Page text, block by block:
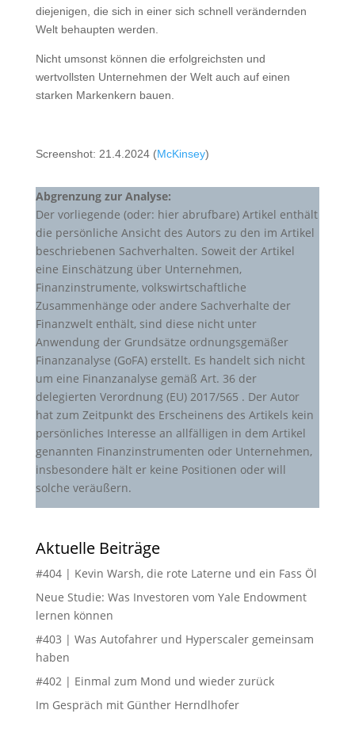
diejenigen, die sich in einer sich schnell verändernden
Welt behaupten werden.
Nicht umsonst können die erfolgreichsten und
wertvollsten Unternehmen der Welt auch auf einen
starken Markenkern bauen.
Screenshot: 21.4.2024 (McKinsey)
Abgrenzung zur Analyse:
Der vorliegende (oder: hier abrufbare) Artikel enthält
die persönliche Ansicht des Autors zu den im Artikel
beschriebenen Sachverhalten. Soweit der Artikel
eine Einschätzung über Unternehmen,
Finanzinstrumente, volkswirtschaftliche
Zusammenhänge oder andere Sachverhalte der
Finanzwelt enthält, sind diese nicht unter
Anwendung der Grundsätze ordnungsgemäßer
Finanzanalyse (GoFA) erstellt. Es handelt sich nicht
um eine Finanzanalyse gemäß Art. 36 der
delegierten Verordnung (EU) 2017/565 . Der Autor
hat zum Zeitpunkt des Erscheinens des Artikels kein
persönliches Interesse an allfälligen in dem Artikel
genannten Finanzinstrumenten oder Unternehmen,
insbesondere hält er keine Positionen oder will
solche veräußern.
Aktuelle Beiträge
#404 | Kevin Warsh, die rote Laterne und ein Fass Öl
Neue Studie: Was Investoren vom Yale Endowment
lernen können
#403 | Was Autofahrer und Hyperscaler gemeinsam
haben
#402 | Einmal zum Mond und wieder zurück
Im Gespräch mit Günther Herndlhofer